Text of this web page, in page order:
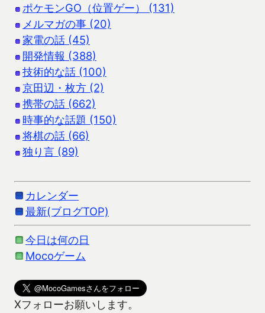
ポケモンGO（位置ゲー） (131)
メルマガの事 (20)
家電の話 (45)
開発情報 (388)
技術的な話 (100)
京田辺・枚方 (2)
携帯の話 (662)
時事的な話題 (150)
将棋の話 (66)
独り言 (89)
カレンダー
最新(ブログTOP)
今日は何の日
Mocoゲーム
Xフォローお願いします。